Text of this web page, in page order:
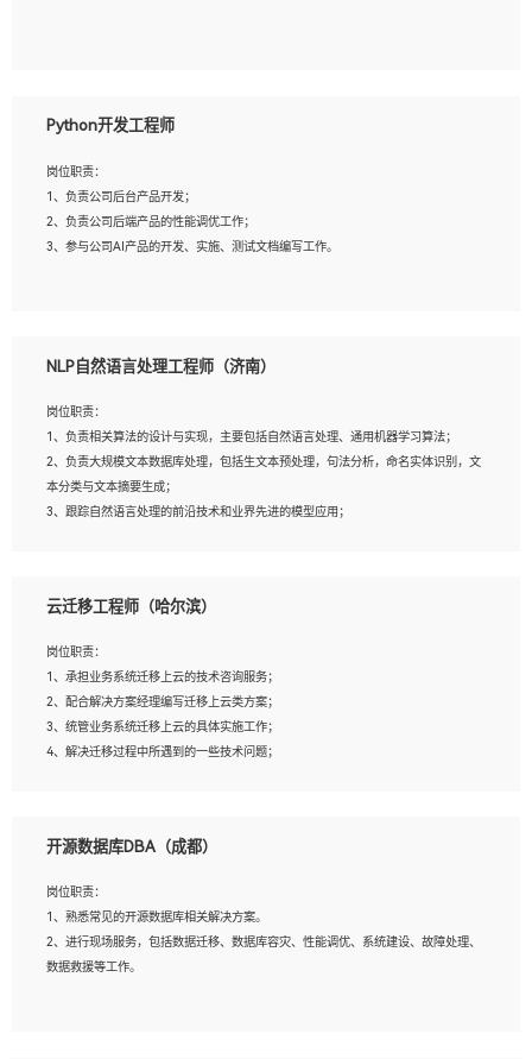
3、熟悉react/vue/angular任何一种前端框架，熟悉react优先；
5、善于沟通，具有团队意识；
Python开发工程师
岗位职责：
1、负责公司后台产品开发；
2、负责公司后端产品的性能调优工作；
3、参与公司AI产品的开发、实施、测试文档编写工作。
验的更佳；
3、熟悉数据库开发，熟悉Mysql、Oracle、MongoDb数据库应用开发其中一种；
4、熟悉Python Wed框架（Django/Flask...）代码能力优秀，熟悉编码规范和具备
良好的文档编写能力）；
5、沟通表达能力强，具备团队协作能力。
NLP自然语言处理工程师（济南）
岗位职责：
1、负责相关算法的设计与实现，主要包括自然语言处理、通用机器学习算法；
2、负责大规模文本数据库处理，包括生文本预处理，句法分析，命名实体识别，文
本分类与文本摘要生成；
3、跟踪自然语言处理的前沿技术和业界先进的模型应用；
岗位要求：
2、熟悉tensorflow，keras，pytorch等常规深度学习框架，快速根据客户需求实现
有效的模型；
3、熟悉掌握至少一种编程语言，如：Python，Java；
4、 熟悉NLP相关算法与实现；
5、至少有一次及以上问答系统的项目实践，熟悉问答系统全流程开发者优先；
云迁移工程师（哈尔滨）
岗位职责：
1、承担业务系统迁移上云的技术咨询服务；
2、配合解决方案经理编写迁移上云类方案；
3、统管业务系统迁移上云的具体实施工作；
4、解决迁移过程中所遇到的一些技术问题；
1、专科及以上学历，三年以上工作经验，计算机等相关专业；
3、熟悉常见操作系统、存储、网络、 IO 等相关原理；
4、具有迁移工具实操经验，具备P2V、V2V迁移能力；
5、熟练华为、VMware虚拟化、云计算及云存储技术；
6、熟悉主流数据库、应用服务器、中间件部署架构和运维方法；
开源数据库DBA（成都）
岗位职责：
1、熟悉常见的开源数据库相关解决方案。
2、进行现场服务，包括数据迁移、数据库容灾、性能调优、系统建设、故障处理、
数据救援等工作。